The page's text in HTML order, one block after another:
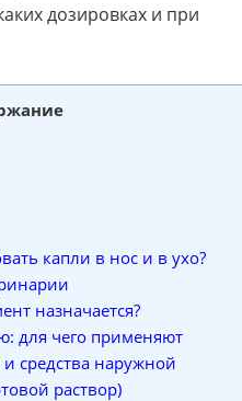
дозировках и при
капли в нос и в ухо?
назначается?
для чего применяют
и средства наружной
раствор)